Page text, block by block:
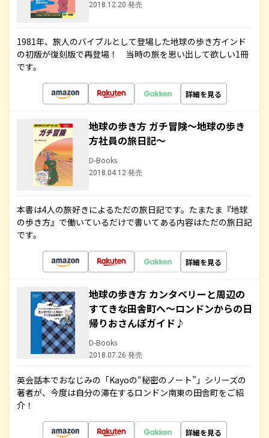
2018.12.20 発売
1981年、旅人のバイブルとして登場した地球の歩き方インド
の初版が復刻版で再登場！ 当時の旅を思い出して欲しい1冊
です。
詳細を見る
地球の歩き方 ガチ冒険～地球の歩き
方社員の旅日記～
D-Books
2018.04.12 発売
本書は4人の旅好きによるただの旅日記です。たまたま『地球
の歩き方』で働いているだけで書いてある内容はただの旅日記
です。
詳細を見る
地球の歩き方 カンタベリーと周辺の
すてきな田舎町へ～ロンドンからの日
帰りおさんぽガイド♪
D-Books
2018.07.26 発売
英会話本でおなじみの「Kayoの“秘密のノート”」シリーズの
著者が、今度は自分の滞在するロンドン南東の田舎町をご紹
介！
詳細を見る